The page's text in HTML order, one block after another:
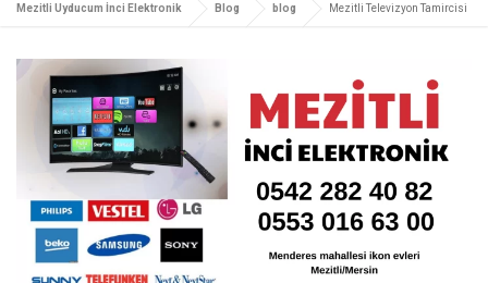
Mezitli Uyducum İnci Elektronik Blog blog Mezitli Televizyon Tamircisi